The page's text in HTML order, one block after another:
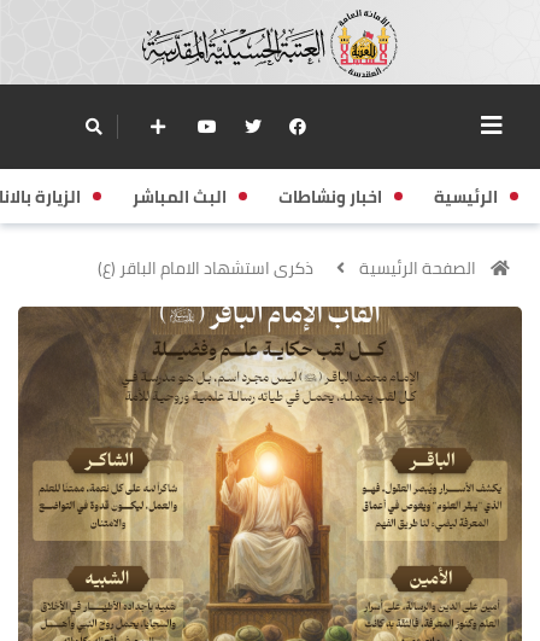
الرئيسية اخبار ونشاطات البث المباشر الزيارة
الصفحة الرئيسية ذكرى استشهاد الامام الباقر (ع)